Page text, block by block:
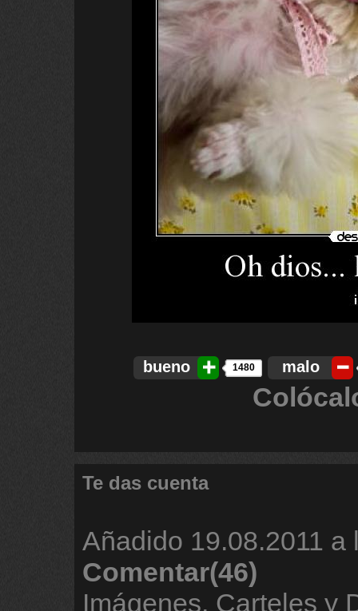
bueno 1480 malo
Te das cuenta
Añadido 19.08.2011 a
Comentar(46)
Imágenes, Carteles y